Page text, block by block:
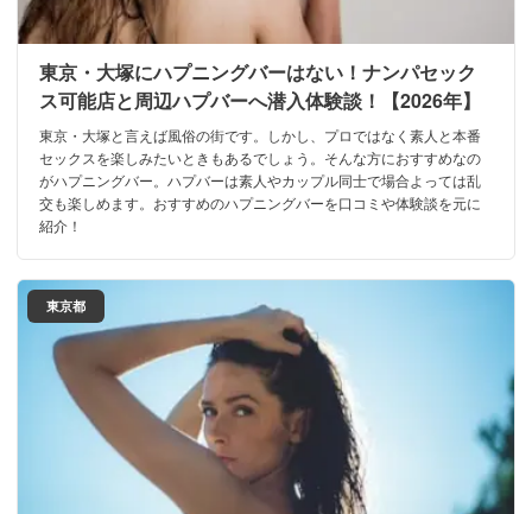
東京・大塚にハプニングバーはない！ナンパセック
ス可能店と周辺ハプバーへ潜入体験談！【2026年】
東京・大塚と言えば風俗の街です。しかし、プロではなく素人と本番
セックスを楽しみたいときもあるでしょう。そんな方におすすめなの
がハプニングバー。ハプバーは素人やカップル同士で場合よっては乱
交も楽しめます。おすすめのハプニングバーを口コミや体験談を元に
紹介！
東京都